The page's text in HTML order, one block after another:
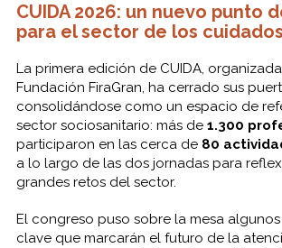
CUIDA 2026: un nuevo punto
para el sector de los cuidados
La primera edición de CUIDA,
Fundación FiraGran, ha cerrado sus
consolidándose como un espacio de
sector sociosanitario: más de 1.300
participaron en las cerca de 80
a lo largo de las dos jornadas para
grandes retos del sector.
El congreso puso sobre la mesa
clave que marcarán el futuro de la